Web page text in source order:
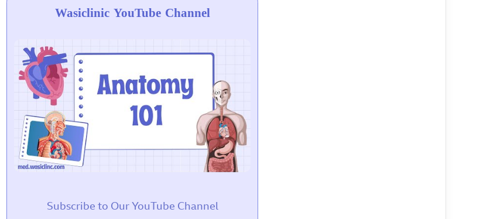
Wasiclinic YouTube Channel
Subscribe to Our YouTube Channel